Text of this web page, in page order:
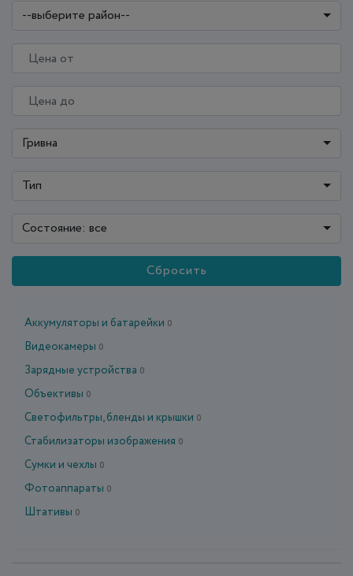
--выберите район--
Гривна
Тип
Состояние: все
Сбросить
Аккумуляторы и батарейки 0
Видеокамеры 0
Зарядные устройства 0
Объективы 0
Светофильтры, бленды и крышки 0
Стабилизаторы изображения 0
Сумки и чехлы 0
Фотоаппараты 0
Штативы 0